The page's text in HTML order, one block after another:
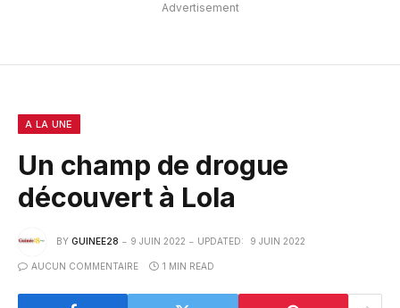
Advertisement
A LA UNE
Un champ de drogue
découvert à Lola
BY GUINEE28 9 JUIN 2022 UPDATED: 9 JUIN 2022
AUCUN COMMENTAIRE 1 MIN READ